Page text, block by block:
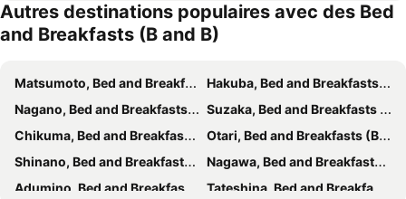
FUJII Hakuba
Pension Risuno Koya
Pension Chauchau
Sunny Side Hut
Pension Ciel
Pension Keyaki
Garden Pension Obergurgl
ANFT-shiro
Pension Arukasu
Autres destinations populaires avec des Bed
and Breakfasts (B and B)
Matsumoto, Bed and Breakfasts (B and B)
Hakuba, Bed and Breakfasts (B and B)
Nagano, Bed and Breakfasts (B and B)
Suzaka, Bed and Breakfasts (B and B)
Chikuma, Bed and Breakfasts (B and B)
Otari, Bed and Breakfasts (B and B)
Shinano, Bed and Breakfasts (B and B)
Nagawa, Bed and Breakfasts (B and B)
Adumino, Bed and Breakfasts (B and B)
Tateshina, Bed and Breakfasts (B and B)